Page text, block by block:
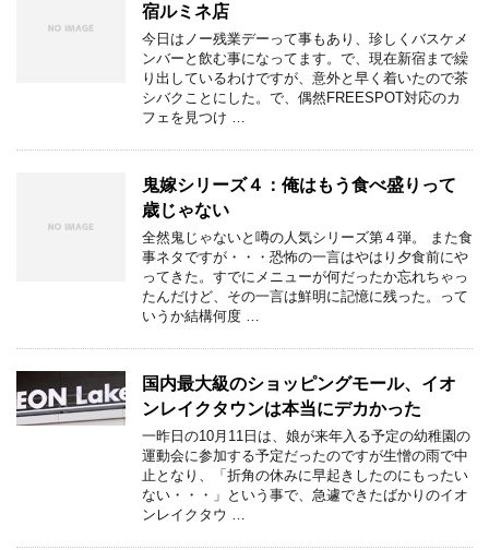
宿ルミネ店
今日はノー残業デーって事もあり、珍しくバスケメ
ンバーと飲む事になってます。で、現在新宿まで繰
り出しているわけですが、意外と早く着いたので茶
シバクことにした。で、偶然FREESPOT対応のカ
フェを見つけ …
鬼嫁シリーズ４：俺はもう食べ盛りって
歳じゃない
全然鬼じゃないと噂の人気シリーズ第４弾。 また食
事ネタですが・・・恐怖の一言はやはり夕食前にや
ってきた。すでにメニューが何だったか忘れちゃっ
たんだけど、その一言は鮮明に記憶に残った。って
いうか結構何度 …
国内最大級のショッピングモール、イオ
ンレイクタウンは本当にデカかった
一昨日の10月11日は、娘が来年入る予定の幼稚園の
運動会に参加する予定だったのですが生憎の雨で中
止となり、「折角の休みに早起きしたのにもったい
ない・・・」という事で、急遽できたばかりのイオ
ンレイクタウ …